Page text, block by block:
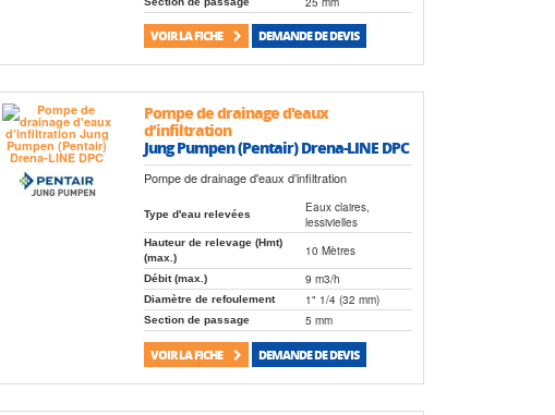
VOIR LA FICHE DEMANDE DE DEVIS
Pompe de drainage d'eaux
d’infiltration
Jung Pumpen (Pentair) Drena-LINE DPC
Pompe de drainage d'eaux d’infiltration
Type d'eau relevées
Eaux claires,
lessivielles
Hauteur de relevage (Hmt)
(max.)
10 Mètres
Débit (max.) 9 m3/h
Diamètre de refoulement 1" 1/4 (32 mm)
Section de passage 5 mm
VOIR LA FICHE DEMANDE DE DEVIS